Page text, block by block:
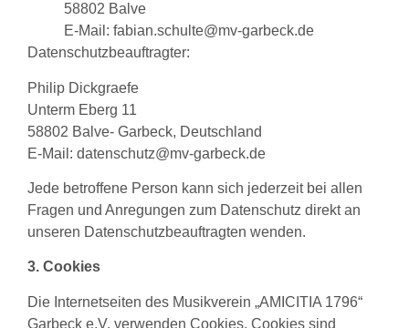
58802 Balve
E-Mail: fabian.schulte@mv-garbeck.de
Datenschutzbeauftragter:
Philip Dickgraefe
Unterm Eberg 11
58802 Balve- Garbeck, Deutschland
E-Mail: datenschutz@mv-garbeck.de
Jede betroffene Person kann sich jederzeit bei allen
Fragen und Anregungen zum Datenschutz direkt an
unseren Datenschutzbeauftragten wenden.
3. Cookies
Die Internetseiten des Musikverein „AMICITIA 1796“
Garbeck e.V. verwenden Cookies. Cookies sind